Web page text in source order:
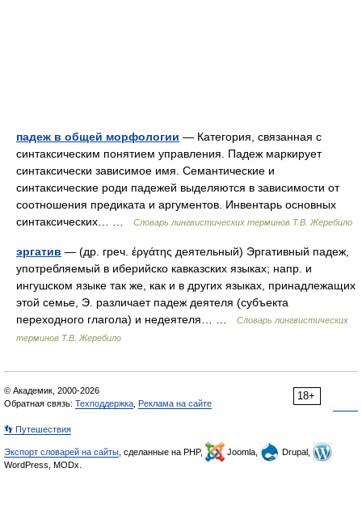
падеж в общей морфологии — Категория, связанная с
синтаксическим понятием управления. Падеж маркирует
синтаксически зависимое имя. Семантические и
синтаксические роди падежей выделяются в зависимости от
соотношения предиката и аргументов. Инвентарь основных
синтаксических… …
Словарь лингвистических терминов Т.В. Жеребило
эргатив — (др. греч. έργάτης деятельный) Эргативный падеж,
употребляемый в иберийско кавказских языках; напр. и
ингушском языке так же, как и в других языках, принадлежащих
этой семье, Э. различает падеж деятеля (субъекта
переходного глагола) и недеятеля… …
Словарь лингвистических
терминов Т.В. Жеребило
18+
© Академик, 2000-2026
Обратная связь: Техподдержка Реклама на сайте
👣 Путешествия
Экспорт словарей на сайты , сделанные на PHP, Joomla,
Drupal,
WordPress, MODx.